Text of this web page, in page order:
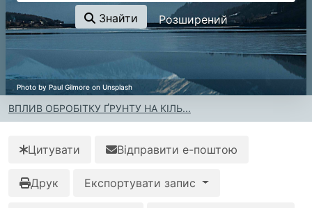
Знайти Розширений
ВПЛИВ ОБРОБІТКУ ҐРУНТУ НА КІЛЬ...
Цитувати Відправити е-поштою
Друк Експортувати запис